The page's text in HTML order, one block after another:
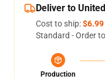
Deliver to
Cost to ship:$6.99
Standard - Order
Production